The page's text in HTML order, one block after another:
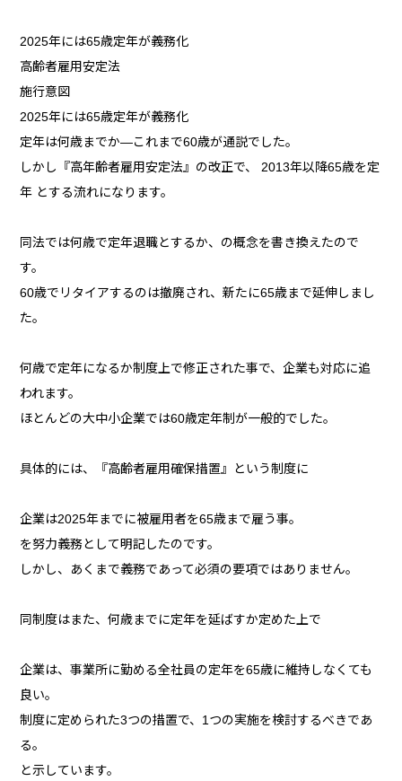
2025年には65歳定年が義務化
高齢者雇用安定法
施行意図
2025年には65歳定年が義務化
定年は何歳までか―これまで60歳が通説でした。
しかし『高年齢者雇用安定法』の改正で、 2013年以降65歳を定
年 とする流れになります。
同法では何歳で定年退職とするか、の概念を書き換えたので
す。
60歳でリタイアするのは撤廃され、新たに65歳まで延伸しまし
た。
何歳で定年になるか制度上で修正された事で、企業も対応に追
われます。
ほとんどの大中小企業では60歳定年制が一般的でした。
具体的には、『高齢者雇用確保措置』という制度に
企業は2025年までに被雇用者を65歳まで雇う事。
を努力義務として明記したのです。
しかし、あくまで義務であって必須の要項ではありません。
同制度はまた、何歳までに定年を延ばすか定めた上で
企業は、事業所に勤める全社員の定年を65歳に維持しなくても
良い。
制度に定められた3つの措置で、1つの実施を検討するべきであ
る。
と示しています。